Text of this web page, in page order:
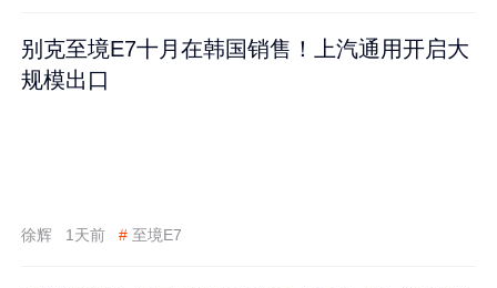
别克至境E7十月在韩国销售！上汽通用开启大
规模出口
徐辉 1天前 # 至境E7